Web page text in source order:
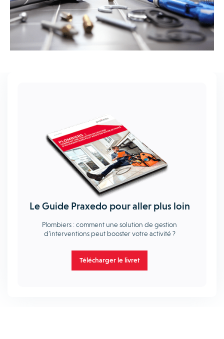
Le Guide Praxedo pour aller plus loin
Plombiers : comment une solution de gestion
d’interventions peut booster votre activité ?
Télécharger le livret